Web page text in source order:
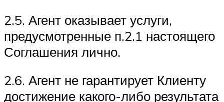
2.5. Агент оказывает услуги,
предусмотренные п.2.1 настоящего
Соглашения лично.
2.6. Агент не гарантирует Клиенту
достижение какого-либо результата